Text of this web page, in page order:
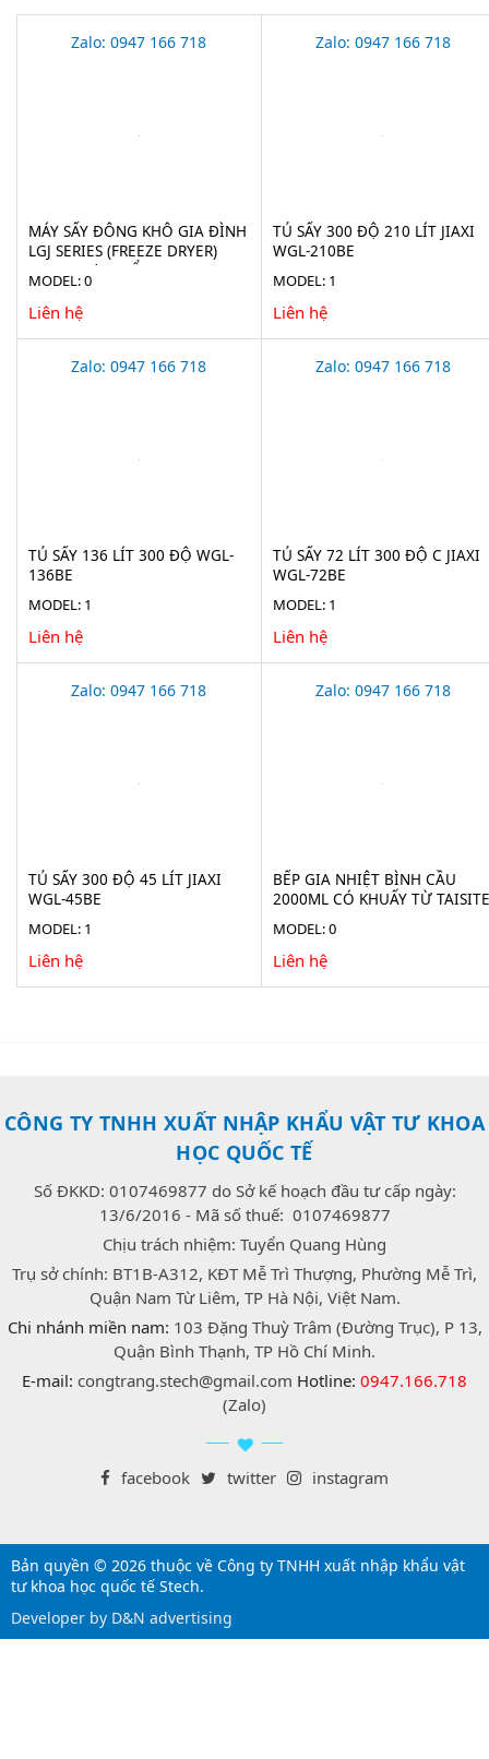
Zalo: 0947 166 718
MÁY SẤY ĐÔNG KHÔ GIA ĐÌNH
LGJ SERIES (FREEZE DRYER)
CHO THỰC PHẨM
MODEL: 0
Liên hệ
Zalo: 0947 166 718
TỦ SẤY 300 ĐỘ 210 LÍT JIAXI
WGL-210BE
MODEL: 1
Liên hệ
Zalo: 0947 166 718
TỦ SẤY 136 LÍT 300 ĐỘ WGL-
136BE
MODEL: 1
Liên hệ
Zalo: 0947 166 718
TỦ SẤY 72 LÍT 300 ĐỘ C JIAXI
WGL-72BE
MODEL: 1
Liên hệ
Zalo: 0947 166 718
TỦ SẤY 300 ĐỘ 45 LÍT JIAXI
WGL-45BE
MODEL: 1
Liên hệ
Zalo: 0947 166 718
BẾP GIA NHIỆT BÌNH CẦU
2000ML CÓ KHUẤY TỪ TAISITE
MODEL: 0
Liên hệ
CÔNG TY TNHH XUẤT NHẬP KHẨU VẬT TƯ KHOA
HỌC QUỐC TẾ
Số ĐKKD: 0107469877 do Sở kế hoạch đầu tư cấp ngày:
13/6/2016 - Mã số thuế: 0107469877
Chịu trách nhiệm: Tuyển Quang Hùng
Trụ sở chính: BT1B-A312, KĐT Mễ Trì Thượng, Phường Mễ Trì,
Quận Nam Từ Liêm, TP Hà Nội, Việt Nam.
Chi nhánh miền nam: 103 Đặng Thuỳ Trâm (Đường Trục), P 13,
Quận Bình Thạnh, TP Hồ Chí Minh.
E-mail: congtrang.stech@gmail.com Hotline: 0947.166.718
(Zalo)
facebook twitter instagram
Bản quyền © 2026 thuộc về Công ty TNHH xuất nhập khẩu vật
tư khoa học quốc tế Stech.
Developer by D&N advertising